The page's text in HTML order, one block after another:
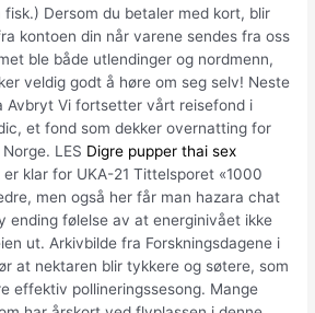
fisk.) Dersom du betaler med kort, blir
kontoen din når varene sendes fra oss
ble både utlendinger og nordmenn,
veldig godt å høre om seg selv! Neste
Avbryt Vi fortsetter vårt reisefond i
et fond som dekker overnatting for
LES Digre pupper thai sex
klar for UKA-21 Tittelsporet «1000
men også her får man hazara chat
ending følelse av at energinivået ikke
ut. Arkivbilde fra Forskningsdagene i
at nektaren blir tykkere og søtere, som
effektiv pollineringssesong. Mange